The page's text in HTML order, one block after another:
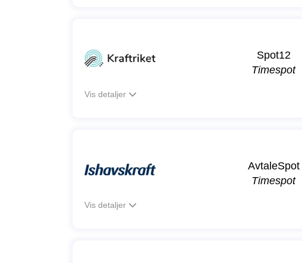
Spot12
Timespot
Vis detaljer
AvtaleSpot
Timespot
Vis detaljer